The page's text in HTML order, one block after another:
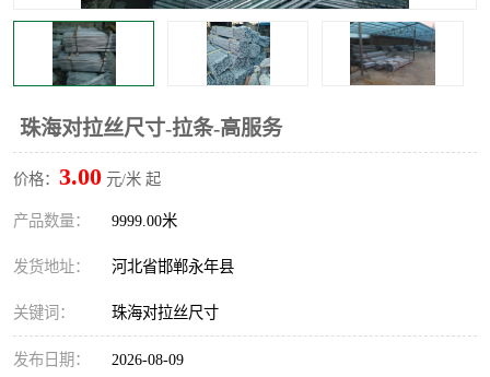
珠海对拉丝尺寸-拉条-高服务
价格： 3.00 元/米 起
产品数量： 9999.00米
发货地址： 河北省邯郸永年县
关键词： 珠海对拉丝尺寸
发布日期： 2026-08-09